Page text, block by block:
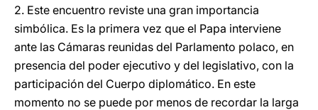
2. Este encuentro reviste una gran importancia
simbólica. Es la primera vez que el Papa interviene
ante las Cámaras reunidas del Parlamento polaco, en
presencia del poder ejecutivo y del legislativo, con la
participación del Cuerpo diplomático. En este
momento no se puede por menos de recordar la larga